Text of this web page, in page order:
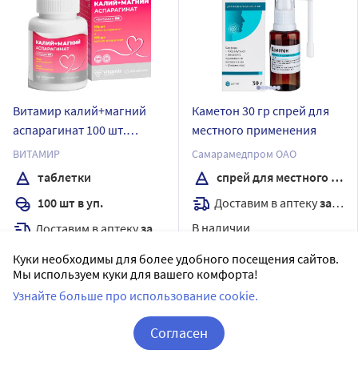
Витамир калий+магний
аспарагинат 100 шт.
таблетки массой 620 мг
ВИТАМИР
таблетки
100 шт в уп.
Доставим в аптекузавтра
В наличии
Цена:
370₽
Каметон 30 гр спрей для
местного применения
Самарамедпром ОАО
спрей для местного применения
Доставим в аптекузавтра
В наличии
145
Купить
Куки необходимы для более удобного посещения сайтов.
Мы используем куки для вашего комфорта!
Узнайте больше про использование cookie.
Согласен